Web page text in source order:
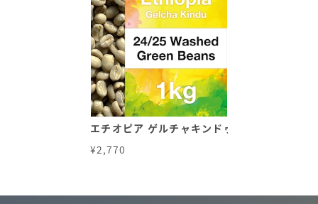
エチオピア ゲルチャキンドゥ 24/25 ウォッ
¥2,770